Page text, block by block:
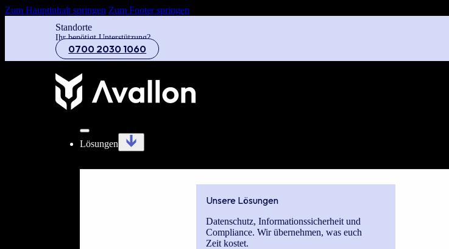
Zum Hauptinhalt springen Zum Footer springen
Standorte
Ihr benötigt Unterstützung?
0700 2030 1060
Lösungen
Unsere Lösungen
Datenschutz, Informationssicherheit und
Compliance. Wir übernehmen, was euch
Zeit kostet.